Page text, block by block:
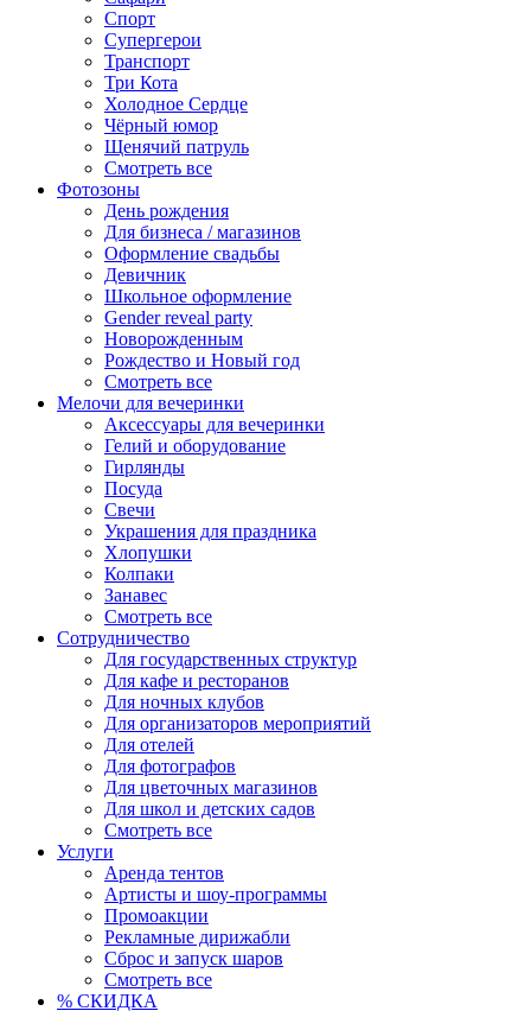
Спорт
Супергерои
Транспорт
Три Кота
Холодное Сердце
Чёрный юмор
Щенячий патруль
Смотреть все
Фотозоны
День рождения
Для бизнеса / магазинов
Оформление свадьбы
Девичник
Школьное оформление
Gender reveal party
Новорожденным
Рождество и Новый год
Смотреть все
Мелочи для вечеринки
Аксессуары для вечеринки
Гелий и оборудование
Гирлянды
Посуда
Свечи
Украшения для праздника
Хлопушки
Колпаки
Занавес
Смотреть все
Сотрудничество
Для государственных структур
Для кафе и ресторанов
Для ночных клубов
Для организаторов мероприятий
Для отелей
Для фотографов
Для цветочных магазинов
Для школ и детских садов
Смотреть все
Услуги
Аренда тентов
Артисты и шоу-программы
Промоакции
Рекламные дирижабли
Сброс и запуск шаров
Смотреть все
% СКИДКА